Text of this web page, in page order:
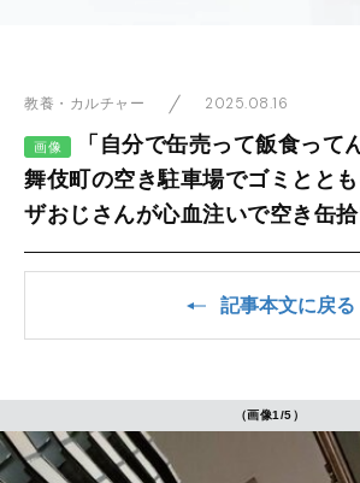
教養・カルチャー 2025.08.16
画像
「自分で缶売って飯食って
舞伎町の空き駐車場でゴミとと
ザおじさんが心血注いで空き缶
記事本文に戻る
（画像1/5）